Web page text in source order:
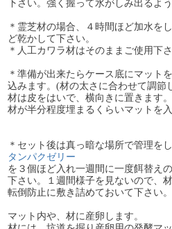
下さい。強く握って水がしみ出るよ
＊霊芝材の場合、４時間ほど加水を
ど乾かして下さい。
＊人工カワラ材はそのままご使用下さ
＊準備が出来たらケース底にマット
込みます。(材の太さに合わせて調節
材は皮をはいで、横向きに置きます。
材が半分程度埋まるくらいマットを入
＊セット後は真っ暗な場所で管理を
タンパクゼリー
を３個ほど入れ一週間に一度餌替え
下さい。１週間様子を見ないので、
転倒防止に敷き詰めておいて下さい。
マット内や、材に産卵します。